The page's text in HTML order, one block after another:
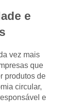
e
vez mais
que
produtos de
circular,
e